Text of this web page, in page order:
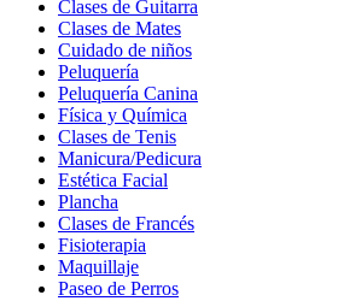
Clases de Guitarra
Clases de Mates
Cuidado de niños
Peluquería
Peluquería Canina
Física y Química
Clases de Tenis
Manicura/Pedicura
Estética Facial
Plancha
Clases de Francés
Fisioterapia
Maquillaje
Paseo de Perros